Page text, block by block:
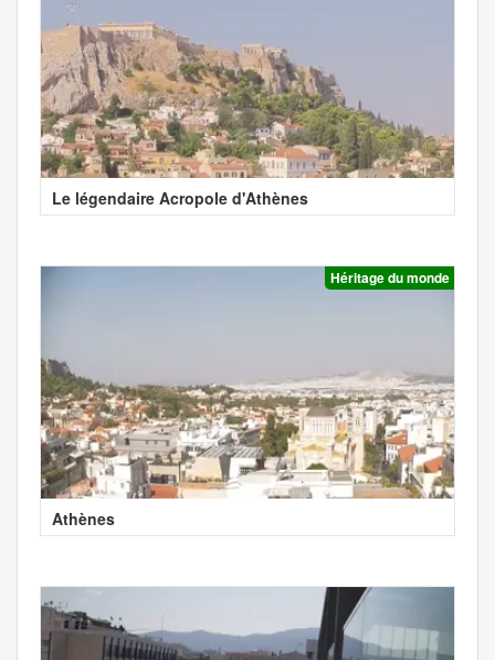
Le légendaire Acropole d'Athènes
Héritage du monde
Athènes